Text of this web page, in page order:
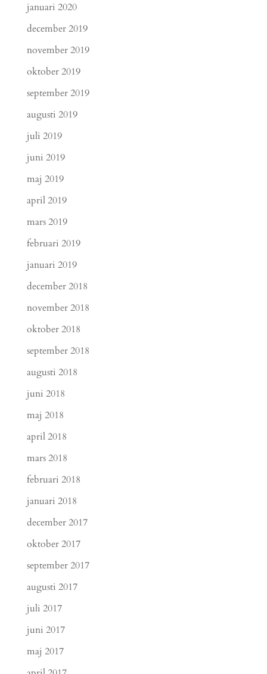
januari 2020
december 2019
november 2019
oktober 2019
september 2019
augusti 2019
juli 2019
juni 2019
maj 2019
april 2019
mars 2019
februari 2019
januari 2019
december 2018
november 2018
oktober 2018
september 2018
augusti 2018
juni 2018
maj 2018
april 2018
mars 2018
februari 2018
januari 2018
december 2017
oktober 2017
september 2017
augusti 2017
juli 2017
juni 2017
maj 2017